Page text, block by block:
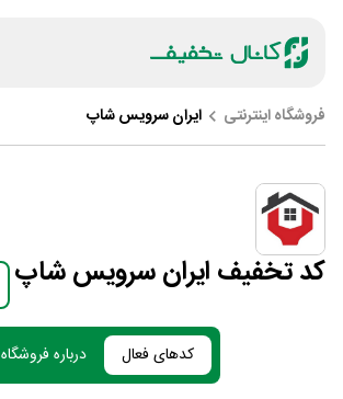
فروشگاه اینترنتی ایران سرویس شاپ
کد تخفیف ایران سرویس شاپ
کدهای فعال درباره فروشگاه